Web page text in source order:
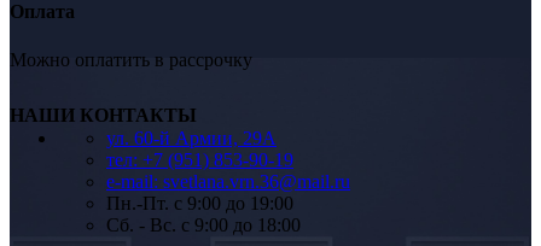
Оплата
Можно оплатить в рассрочку
НАШИ КОНТАКТЫ
ул. 60-й Армии, 29А
тел: +7 (951) 853-90-19
e-mail: svetlana.vrn.36@mail.ru
Пн.-Пт. c 9:00 до 19:00
Сб. - Вс. c 9:00 до 18:00